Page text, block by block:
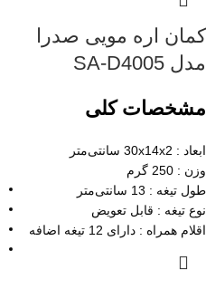
کمان اره مویی صدرا
مدل SA-D4005
مشخصات کلی
ابعاد : 30x14x2 سانتی‌متر
وزن : 250 گرم
طول تیغه : 13 سانتی‌متر
نوع تیغه : قابل تعویض
اقلام همراه : دارای 12 تیغه اضافه